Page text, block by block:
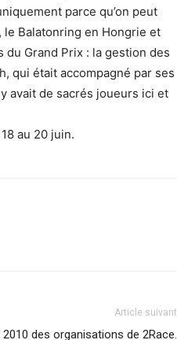
parce qu’on peut
Balatonring en Hongrie et
Grand Prix : la gestion des
qui était accompagné par ses
avait de sacrés joueurs ici et
au 20 juin.
Article suivant
des organisations de 2Race.